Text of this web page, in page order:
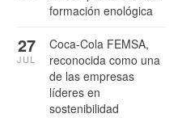
formación enológica
Coca-Cola FEMSA,
reconocida como una
de las empresas
líderes en
sostenibilidad
27
JUL